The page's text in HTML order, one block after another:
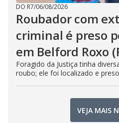
DO R7/06/08/2026
Roubador com
criminal é preso
em Belford Roxo
Foragido da Justiça tinha
roubo; ele foi localizado e
VEJA MAIS